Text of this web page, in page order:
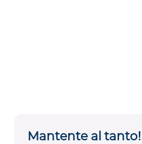
Mantente al tanto!